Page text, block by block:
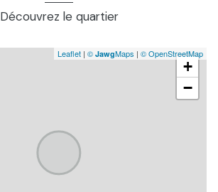
Découvrez le quartier
+
−
Leaflet | © JawgMaps | © OpenStreetMap